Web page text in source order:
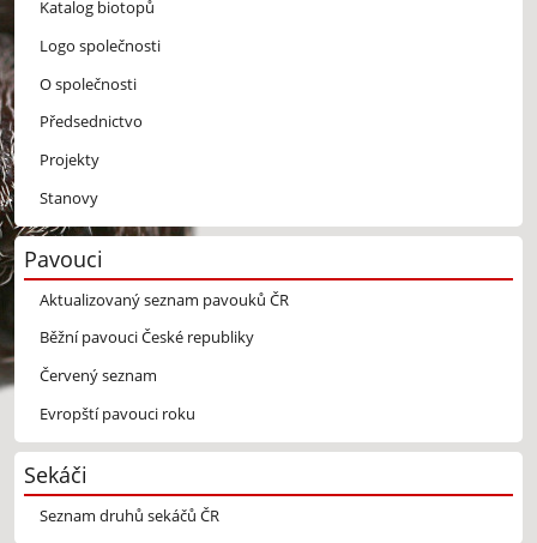
Katalog biotopů
Logo společnosti
O společnosti
Předsednictvo
Projekty
Stanovy
Pavouci
Aktualizovaný seznam pavouků ČR
Běžní pavouci České republiky
Červený seznam
Evropští pavouci roku
Sekáči
Seznam druhů sekáčů ČR